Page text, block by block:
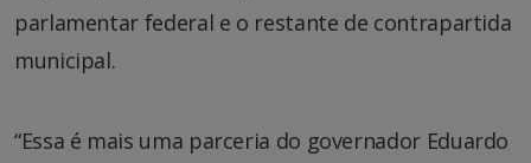
parlamentar federal e o restante de contrapartida
municipal.
“Essa é mais uma parceria do governador Eduardo